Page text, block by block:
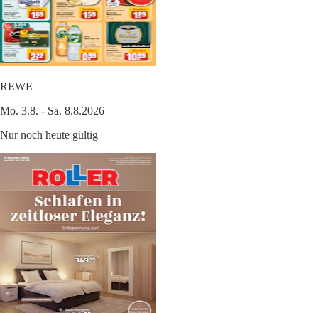
REWE
Mo. 3.8. - Sa. 8.8.2026
Nur noch heute gültig